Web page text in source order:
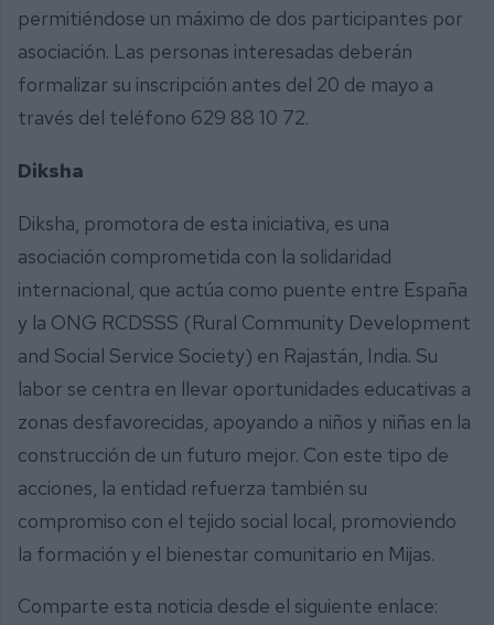
permitiéndose un máximo de dos participantes por
asociación. Las personas interesadas deberán
formalizar su inscripción antes del 20 de mayo a
través del teléfono 629 88 10 72.
Diksha
Diksha, promotora de esta iniciativa, es una
asociación comprometida con la solidaridad
internacional, que actúa como puente entre España
y la ONG RCDSSS (Rural Community Development
and Social Service Society) en Rajastán, India. Su
labor se centra en llevar oportunidades educativas a
zonas desfavorecidas, apoyando a niños y niñas en la
construcción de un futuro mejor. Con este tipo de
acciones, la entidad refuerza también su
compromiso con el tejido social local, promoviendo
la formación y el bienestar comunitario en Mijas.
Comparte esta noticia desde el siguiente enlace: